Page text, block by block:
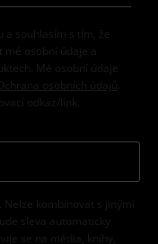
osobní údaje a
Mé osobní údaje
Ochrana osobních údajů
odkaz/link.